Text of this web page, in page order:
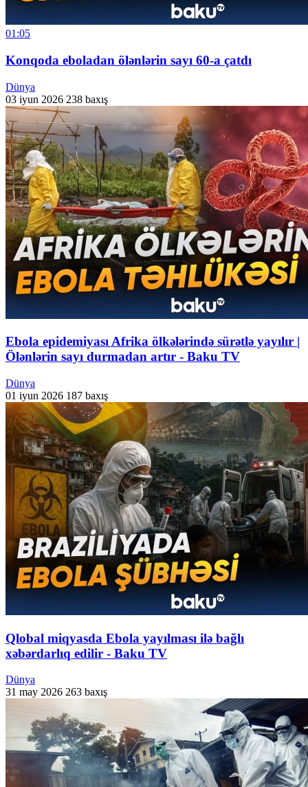
01:05
Konqoda eboladan ölənlərin sayı 60-a çatdı
Dünya
03 iyun 2026 238 baxış
Ebola epidemiyası Afrika ölkələrində sürətlə yayılır |
Ölənlərin sayı durmadan artır - Baku TV
Dünya
01 iyun 2026 187 baxış
Qlobal miqyasda Ebola yayılması ilə bağlı
xəbərdarlıq edilir - Baku TV
Dünya
31 may 2026 263 baxış